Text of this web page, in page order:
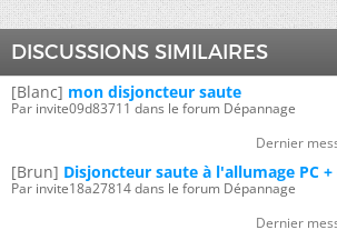
DISCUSSIONS SIMILAIRES
[Blanc] mon disjoncteur saute
Par invite09d83711 dans le forum Dépannage
Dernier
[Brun] Disjoncteur saute à l'allumage PC
Par invite18a27814 dans le forum Dépannage
Dernier